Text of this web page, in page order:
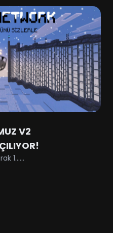
V2
1......